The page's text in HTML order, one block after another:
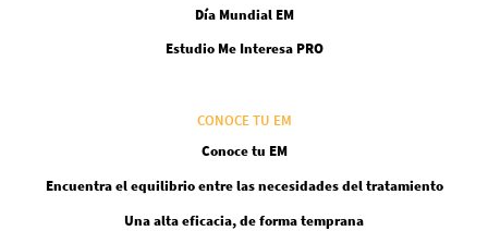
Día Mundial EM
Estudio Me Interesa PRO
CONOCE TU EM
Conoce tu EM
Encuentra el equilibrio entre las necesidades del tratamiento
Una alta eficacia, de forma temprana